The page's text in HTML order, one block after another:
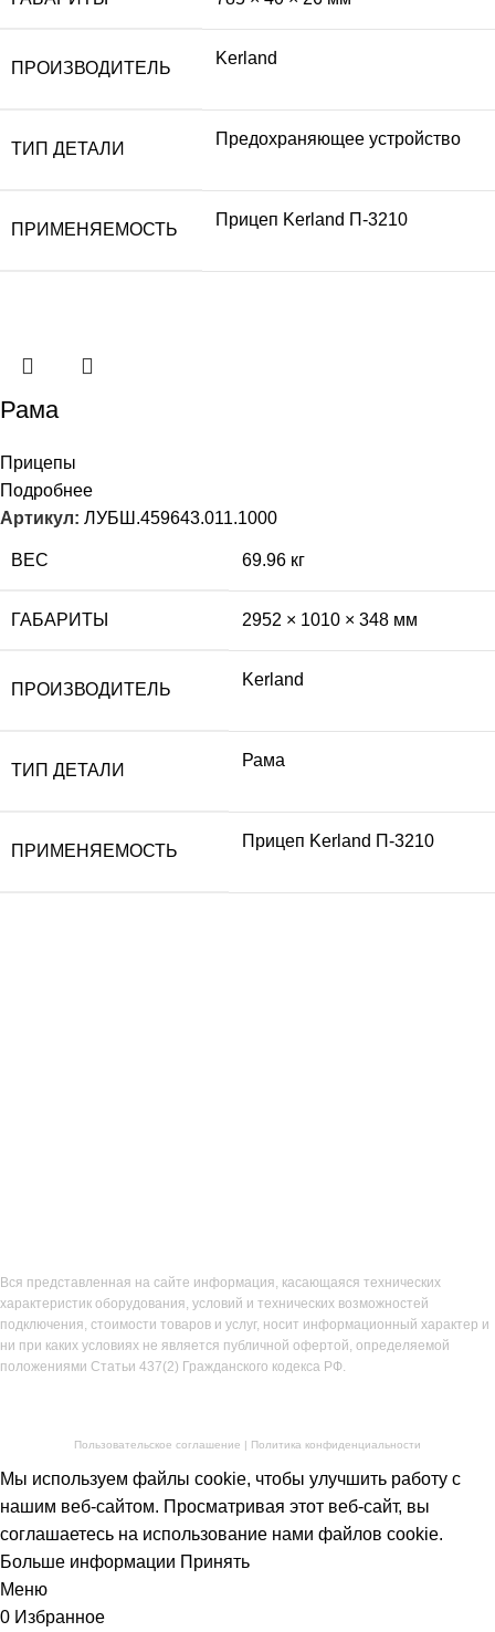
ПРОИЗВОДИТЕЛЬ
Kerland
ТИП ДЕТАЛИ
Предохраняющее устройство
ПРИМЕНЯЕМОСТЬ
Прицеп Kerland П-3210
Рама
Прицепы
Подробнее
Артикул: ЛУБШ.459643.011.1000
ВЕС 69.96 кг
ГАБАРИТЫ 2952 × 1010 × 348 мм
ПРОИЗВОДИТЕЛЬ
Kerland
ТИП ДЕТАЛИ
Рама
ПРИМЕНЯЕМОСТЬ
Прицеп Kerland П-3210
Вся представленная на сайте информация, касающаяся технических
характеристик оборудования, условий и технических возможностей
подключения, стоимости товаров и услуг, носит информационный характер и
ни при каких условиях не является публичной офертой, определяемой
положениями Статьи 437(2) Гражданского кодекса РФ.
Пользовательское соглашение | Политика конфиденциальности
ДЛЯ
Мы используем файлы cookie, чтобы улучшить работу с
нашим веб-сайтом. Просматривая этот веб-сайт, вы
соглашаетесь на использование нами файлов cookie.
Больше информации Принять
Меню
0 Избранное